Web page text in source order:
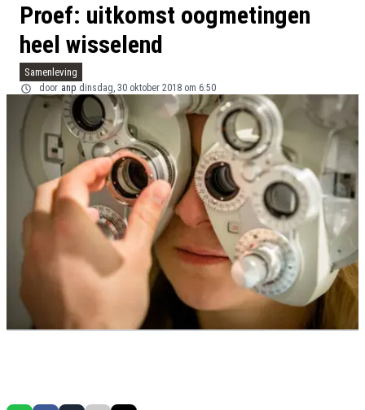
Proef: uitkomst oogmetingen
heel wisselend
Samenleving
door anp dinsdag, 30 oktober 2018 om 6:50